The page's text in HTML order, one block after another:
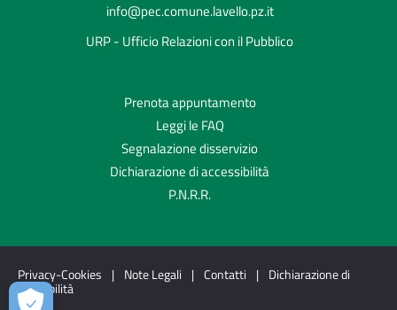
info@pec.comune.lavello.pz.it
URP - Ufficio Relazioni con il Pubblico
Prenota appuntamento
Leggi le FAQ
Segnalazione disservizio
Dichiarazione di accessibilità
P.N.R.R.
Privacy-Cookies | Note Legali | Contatti | Dichiarazione di
accessibilità